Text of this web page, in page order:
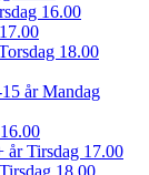
16.00
18.00
år Mandag
Tirsdag 17.00
18.00